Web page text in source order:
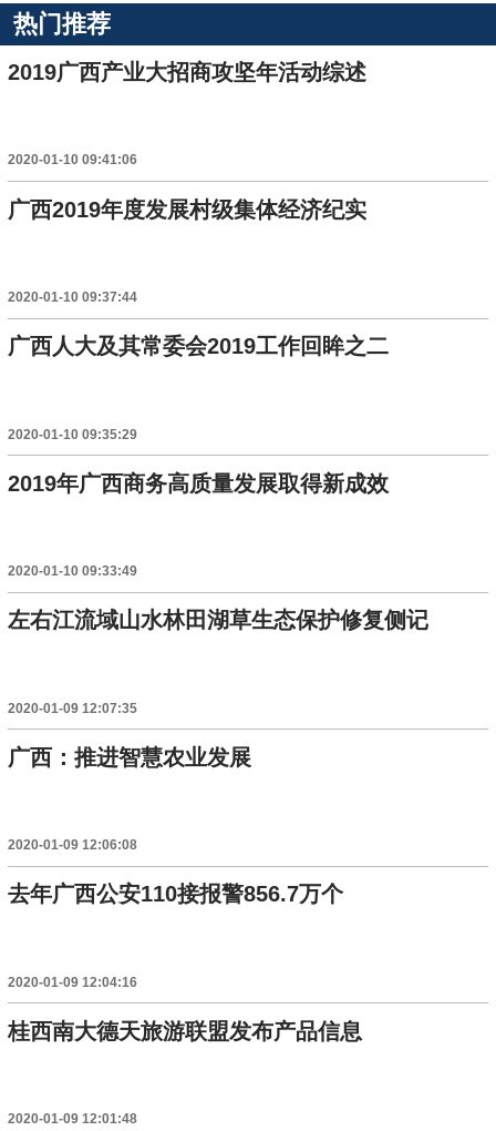
热门推荐
2019广西产业大招商攻坚年活动综述
2020-01-10 09:41:06
广西2019年度发展村级集体经济纪实
2020-01-10 09:37:44
广西人大及其常委会2019工作回眸之二
2020-01-10 09:35:29
2019年广西商务高质量发展取得新成效
2020-01-10 09:33:49
左右江流域山水林田湖草生态保护修复侧记
2020-01-09 12:07:35
广西：推进智慧农业发展
2020-01-09 12:06:08
去年广西公安110接报警856.7万个
2020-01-09 12:04:16
桂西南大德天旅游联盟发布产品信息
2020-01-09 12:01:48